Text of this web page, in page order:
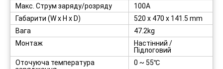
Макс. Струм заряду/розряду
100A
Габарити (W x H x D)
520 x 470 x 141.5 mm
Вага
47.2kg
Монтаж
Настінний /
Підлоговий
Оточуюча температура
0 ~ 55℃